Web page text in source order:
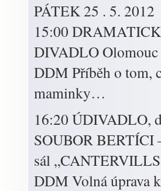
PÁTEK 25 . 5. 2012
15:00
DIVADLO
DDM Příběh o tom,
maminky…
16:20 ÚDIVADLO,
SOUBOR
sál
DDM Volná úprava